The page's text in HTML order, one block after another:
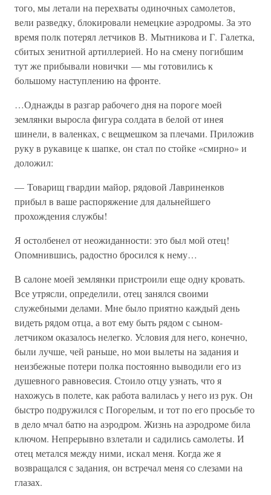
того, мы летали на перехваты одиночных самолетов,
вели разведку, блокировали немецкие аэродромы. За это
время полк потерял летчиков В. Мытникова и Г. Галетка,
сбитых зенитной артиллерией. Но на смену погибшим
тут же прибывали новички — мы готовились к
большому наступлению на фронте.
…Однажды в разгар рабочего дня на пороге моей
землянки выросла фигура солдата в белой от инея
шинели, в валенках, с вещмешком за плечами. Приложив
руку в рукавице к шапке, он стал по стойке «смирно» и
доложил:
— Товарищ гвардии майор, рядовой Лавриненков
прибыл в ваше распоряжение для дальнейшего
прохождения службы!
Я остолбенел от неожиданности: это был мой отец!
Опомнившись, радостно бросился к нему…
В салоне моей землянки пристроили еще одну кровать.
Все утрясли, определили, отец занялся своими
служебными делами. Мне было приятно каждый день
видеть рядом отца, а вот ему быть рядом с сыном-
летчиком оказалось нелегко. Условия для него, конечно,
были лучше, чей раньше, но мои вылеты на задания и
неизбежные потери полка постоянно выводили его из
душевного равновесия. Стоило отцу узнать, что я
нахожусь в полете, как работа валилась у него из рук. Он
быстро подружился с Погорелым, и тот по его просьбе то
в дело мчал батю на аэродром. Жизнь на аэродроме била
ключом. Непрерывно взлетали и садились самолеты. И
отец метался между ними, искал меня. Когда же я
возвращался с задания, он встречал меня со слезами на
глазах.